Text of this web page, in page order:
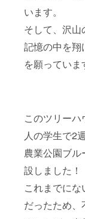
います。
そして、沢
記憶の中を翔
を願っていま
このツリー
人の学生で2
農業公園ブル
設しました！
これまでに
だったため、